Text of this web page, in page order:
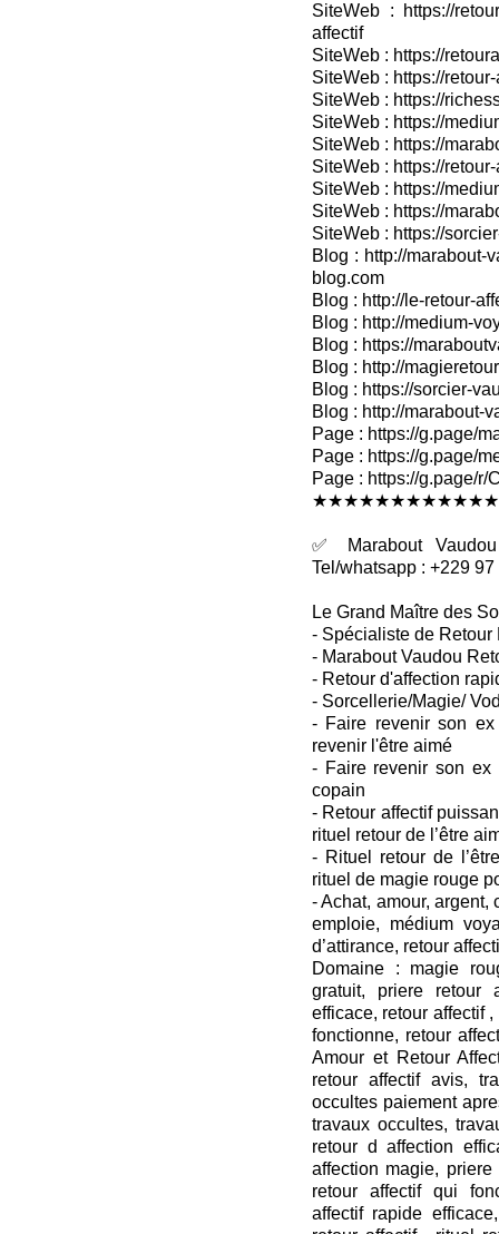
SiteWeb : https://
affectif
SiteWeb : https://
SiteWeb : https://
SiteWeb : https://
SiteWeb : https://
SiteWeb : https://
SiteWeb : https://
SiteWeb : https://
SiteWeb : https://
SiteWeb : https://
Blog : http://marabout-
blog.com
Blog : http://le-retour-
Blog : http://medium-
Blog : https://
Blog : http://
Blog : https://sorcier-
Blog : http://marabout-
Page : https://g.page/
Page : https://g.page/
Page : https://g.page/
✅ Marabout
Tel/whatsapp : +229
Le Grand Maître des
- Spécialiste de Retour
- Marabout Vaudou
- Retour d'affection
- Sorcellerie/Magie/
- Faire revenir son
revenir l'être aimé
- Faire revenir son ex
copain
- Retour affectif
rituel retour de l’être
- Rituel retour de
rituel de magie rouge
- Achat, amour,
emploie, médium
d’attirance, retour
Domaine : magie
gratuit, priere retour
efficace, retour affectif
fonctionne, retour
Amour et Retour
retour affectif avis,
occultes paiement
travaux occultes,
retour d affection
affection magie,
retour affectif qui
affectif rapide